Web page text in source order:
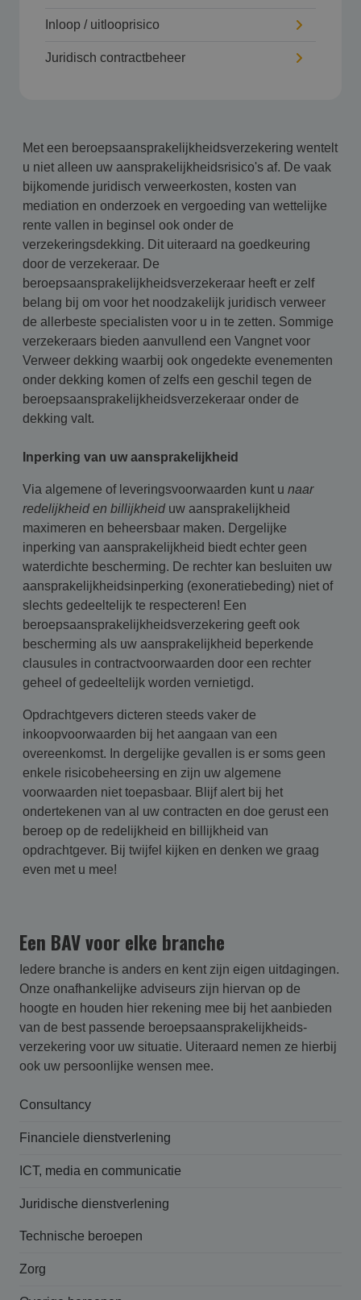
Inloop / uitlooprisico
Juridisch contractbeheer
Met een beroepsaansprakelijkheidsverzekering wentelt
u niet alleen uw aansprakelijkheidsrisico's af. De vaak
bijkomende juridisch verweerkosten, kosten van
mediation en onderzoek en vergoeding van wettelijke
rente vallen in beginsel ook onder de
verzekeringsdekking. Dit uiteraard na goedkeuring
door de verzekeraar. De
beroepsaansprakelijkheidsverzekeraar heeft er zelf
belang bij om voor het noodzakelijk juridisch verweer
de allerbeste specialisten voor u in te zetten. Sommige
verzekeraars bieden aanvullend een Vangnet voor
Verweer dekking waarbij ook ongedekte evenementen
onder dekking komen of zelfs een geschil tegen de
beroepsaansprakelijkheidsverzekeraar onder de
dekking valt.
Inperking van uw aansprakelijkheid
Via algemene of leveringsvoorwaarden kunt u naar
redelijkheid en billijkheid uw aansprakelijkheid
maximeren en beheersbaar maken. Dergelijke
inperking van aansprakelijkheid biedt echter geen
waterdichte bescherming. De rechter kan besluiten uw
aansprakelijkheidsinperking (exoneratiebeding) niet of
slechts gedeeltelijk te respecteren! Een
beroepsaansprakelijkheidsverzekering geeft ook
bescherming als uw aansprakelijkheid beperkende
clausules in contractvoorwaarden door een rechter
geheel of gedeeltelijk worden vernietigd.
Opdrachtgevers dicteren steeds vaker de
inkoopvoorwaarden bij het aangaan van een
overeenkomst. In dergelijke gevallen is er soms geen
enkele risicobeheersing en zijn uw algemene
voorwaarden niet toepasbaar. Blijf alert bij het
ondertekenen van al uw contracten en doe gerust een
beroep op de redelijkheid en billijkheid van
opdrachtgever. Bij twijfel kijken en denken we graag
even met u mee!
Een BAV voor elke branche
Iedere branche is anders en kent zijn eigen uitdagingen.
Onze onafhankelijke adviseurs zijn hiervan op de
hoogte en houden hier rekening mee bij het aanbieden
van de best passende beroepsaansprakelijk­heids­
verzekering voor uw situatie. Uiteraard nemen ze hierbij
ook uw persoonlijke wensen mee.
Consultancy
Financiele dienstverlening
ICT, media en communicatie
Juridische dienstverlening
Technische beroepen
Zorg